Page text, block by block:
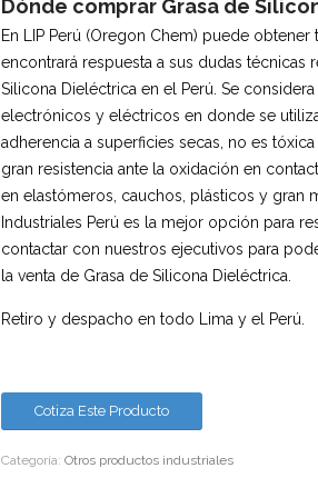
Dónde comprar Grasa de
En LIP Perú (Oregon Chem) puede
encontrará respuesta a sus dudas técnicas
Silicona Dieléctrica en el Perú. Se
electrónicos y eléctricos en donde se
adherencia a superficies secas, no es
gran resistencia ante la oxidación en
en elastómeros, cauchos, plásticos y gran
Industriales Perú es la mejor opción para
contactar con nuestros ejecutivos para
la venta de Grasa de Silicona Dieléctrica.
Retiro y despacho en todo Lima y el Perú.
Cotiza Este Producto
Categoría: Otros productos industriales